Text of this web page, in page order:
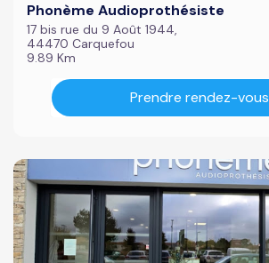
Phonème Audioprothésiste
17 bis rue du 9 Août 1944,
44470 Carquefou
9.89 Km
Prendre rendez-vous